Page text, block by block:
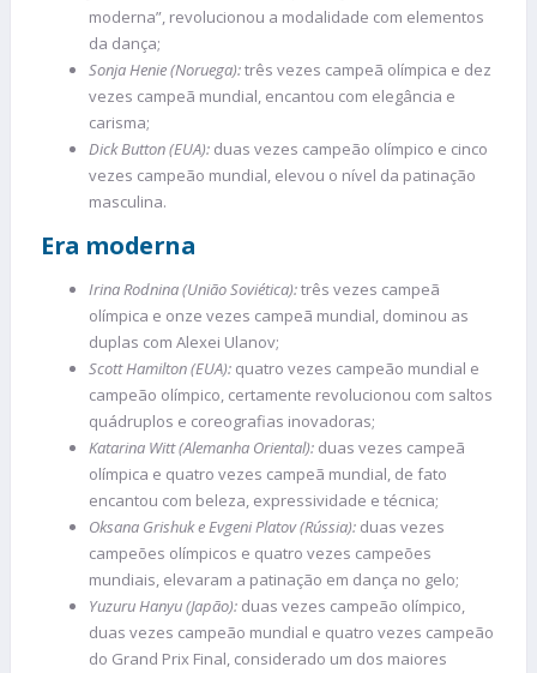
moderna”, revolucionou a modalidade com elementos
da dança;
Sonja Henie (Noruega):três vezes campeã olímpica e dez
vezes campeã mundial, encantou com elegância e
carisma;
Dick Button (EUA): duas vezes campeão olímpico e cinco
vezes campeão mundial, elevou o nível da patinação
masculina.
Era moderna
Irina Rodnina (União Soviética):três vezes campeã
olímpica e onze vezes campeã mundial, dominou as
duplas com Alexei Ulanov;
Scott Hamilton (EUA): quatro vezes campeão mundial e
campeão olímpico, certamente revolucionou com saltos
quádruplos e coreografias inovadoras;
Katarina Witt (Alemanha Oriental): duas vezes campeã
olímpica e quatro vezes campeã mundial, de fato
encantou com beleza, expressividade e técnica;
Oksana Grishuk e Evgeni Platov (Rússia): duas vezes
campeões olímpicos e quatro vezes campeões
mundiais, elevaram a patinação em dança no gelo;
Yuzuru Hanyu (Japão): duas vezes campeão olímpico,
duas vezes campeão mundial e quatro vezes campeão
do Grand Prix Final, considerado um dos maiores